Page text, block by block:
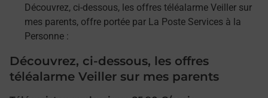
Découvrez, ci-dessous, les offres téléalarme Veiller sur
mes parents, offre portée par La Poste Services à la
Personne :
Découvrez, ci-dessous, les offres
téléalarme Veiller sur mes parents